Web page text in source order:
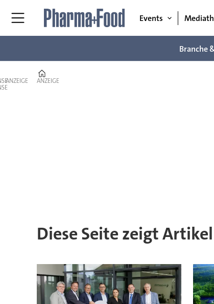
Events
Branche
ANZEIGE ANZEIGE
Diese Seite zeigt